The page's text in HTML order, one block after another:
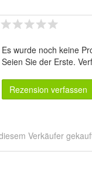
Es wurde noch keine
Seien Sie der Erste.
Rezension verfassen
Verkäufer